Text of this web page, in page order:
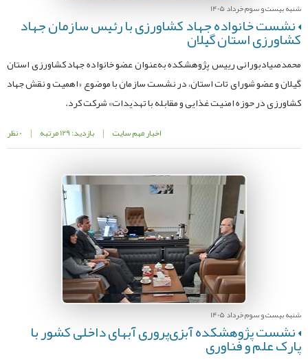
شنبه بیست و سوم خرداد 1405
نشست خانواده جهاد کشاورزی با رئیس سازمان جهاد
کشاورزی استان گیلان
محمدصیادبورانی رییس پژوهشکده به‌عنوان عضو خانواده جهاد کشاورزی استان
گیلان و عضو شورای تات استان، در نشست سازمان با موضوع «اهمیت و نقش جهاد
کشاورزی در حوزه امنیت غذایی و مقابله با تهدیدات» شرکت کرد.
اخبار مهم سایت | بازدید: 129 مرتبه | 0 نظر
شنبه بیست و سوم خرداد 1405
نشست پژوهشکده آبزی‌پروری آبهای داخلی کشور با
پارک علم و فناوری